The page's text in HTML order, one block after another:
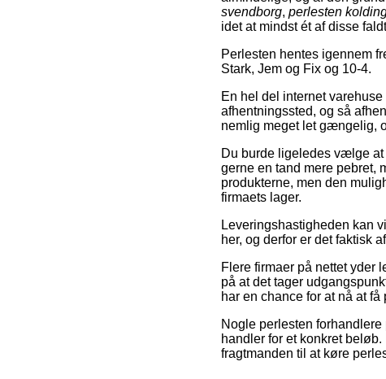
svendborg, perlesten
idet at mindst ét af disse
Perlesten hentes igennem
Stark, Jem og Fix og 10-4.
En hel del internet
afhentningssted, og så
nemlig meget let gængelig,
Du burde ligeledes vælge
gerne en tand mere pebret,
produkterne, men den
firmaets lager.
Leveringshastigheden kan
her, og derfor er det faktisk
Flere firmaer på nettet yder
på at det tager
har en chance for at nå at
Nogle perlesten
handler for et konkret
fragtmanden til at køre